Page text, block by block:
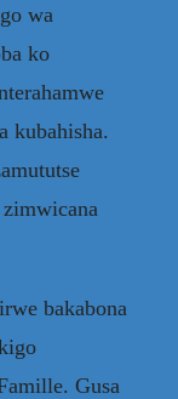
wa
ko
kubahisha.
bakabona
Gusa